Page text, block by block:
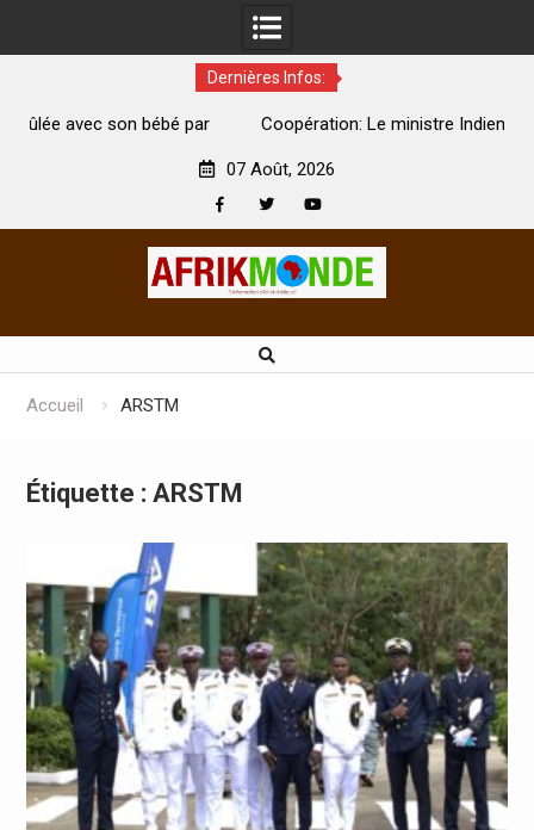
Dernières Infos:
Coopération: Le ministre Indien Kirti Vardhan Singh à
07 Août, 2026
Accueil ARSTM
Étiquette : ARSTM